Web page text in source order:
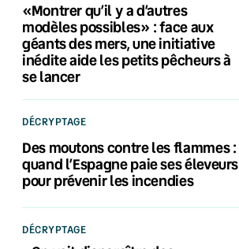
«Montrer qu’il y a d’autres
modèles possibles» : face aux
géants des mers, une initiative
inédite aide les petits pêcheurs à
se lancer
DÉCRYPTAGE
Des moutons contre les flammes :
quand l’Espagne paie ses éleveurs
pour prévenir les incendies
DÉCRYPTAGE